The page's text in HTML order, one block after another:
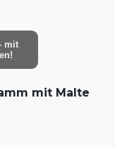
mit
mit Malte